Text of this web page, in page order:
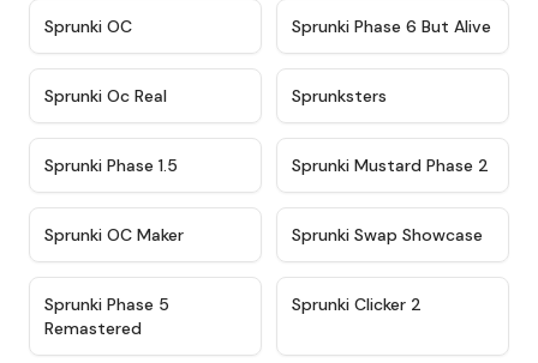
Sprunki OC ★ 4.9
Sprunki Phase 6 But Alive
Sprunki Oc Real Sprunksters
Sprunki Phase 1.5 ★ 4.4
Sprunki Mustard Phase 2
Sprunki OC Maker ★ 4.6
Sprunki Swap Showcase
Sprunki Phase 5
Remastered
Sprunki Clicker 2